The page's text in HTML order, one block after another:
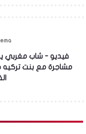
فيديو - شاب مغربي
مشاجرة مع بنت